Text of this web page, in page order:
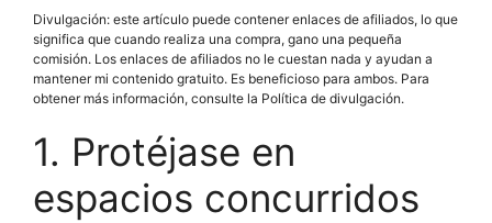
Divulgación: este artículo puede contener enlaces de afiliados, lo que
significa que cuando realiza una compra, gano una pequeña
comisión. Los enlaces de afiliados no le cuestan nada y ayudan a
mantener mi contenido gratuito. Es beneficioso para ambos. Para
obtener más información, consulte la Política de divulgación.
1. Protéjase en
espacios concurridos